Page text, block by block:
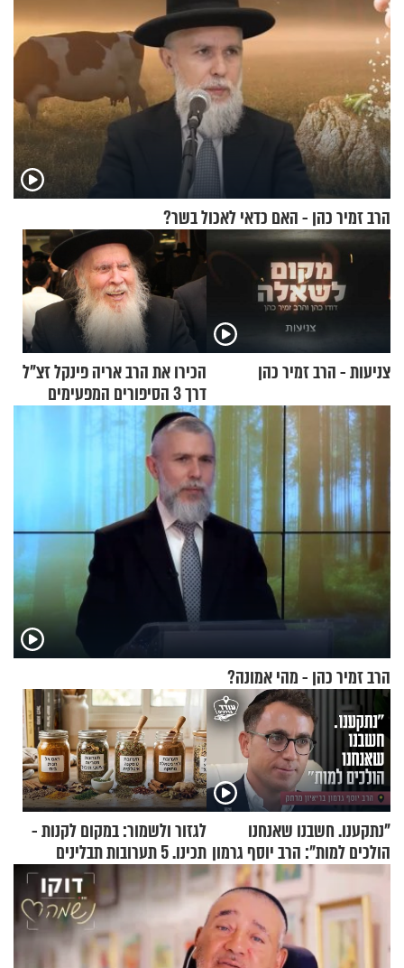
הרב זמיר כהן - האם כדאי לאכול בשר?
צניעות - הרב זמיר כהן
הכירו את הרב אריה פינקל זצ"ל
דרך 3 הסיפורים המפעימים
האלה
הרב זמיר כהן - מהי אמונה?
"נתקענו. חשבנו שאנחנו
הולכים למות": הרב יוסף גרמון
בריאיון מרתק
לגזור ולשמור: במקום לקנות -
תכינו. 5 תערובות תבלינים
שמתאימות להכל